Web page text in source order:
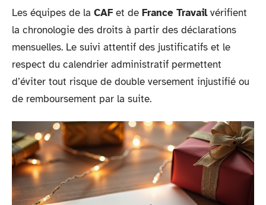
Les équipes de la CAF et de France Travailvérifient
la chronologie des droits à partir des déclarations
mensuelles. Le suivi attentif des justificatifs et le
respect du calendrier administratif permettent
d’éviter tout risque de double versement injustifié ou
de remboursement par la suite.